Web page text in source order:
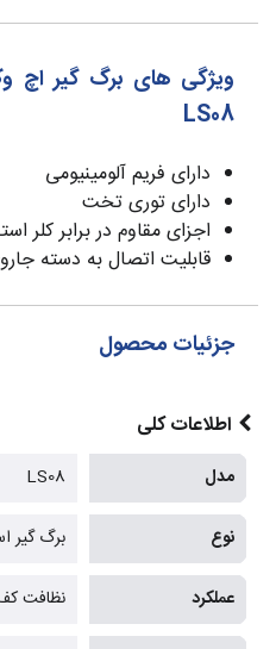
LS08
دارای فریم آلومینیومی
دارای توری تخت
اجزای مقاوم در برابر کلر
قابلیت اتصال به دسته
جزئیات محصول
اطلاعات کلی
مدل LS08
نوع برگ گیر
عملکرد نظافت